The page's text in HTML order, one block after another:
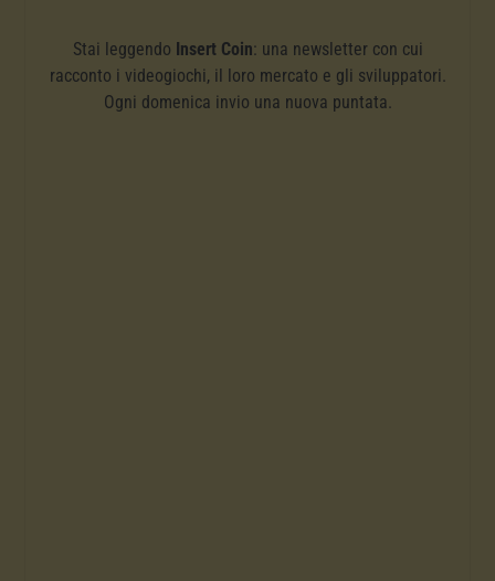
Stai leggendo Insert Coin: una newsletter con cui
racconto i videogiochi, il loro mercato e gli sviluppatori.
Ogni domenica invio una nuova puntata.